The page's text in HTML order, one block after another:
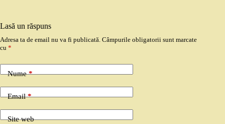
Lasă un răspuns
Adresa ta de email nu va fi publicată. Câmpurile obligatorii sunt marcate
cu *
Nume*
Email*
Site web